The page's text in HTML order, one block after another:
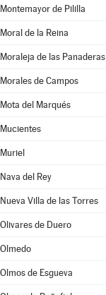
Montemayor de Pililla
Moral de la Reina
Moraleja de las Panaderas
Morales de Campos
Mota del Marqués
Mucientes
Muriel
Nava del Rey
Nueva Villa de las Torres
Olivares de Duero
Olmedo
Olmos de Esgueva